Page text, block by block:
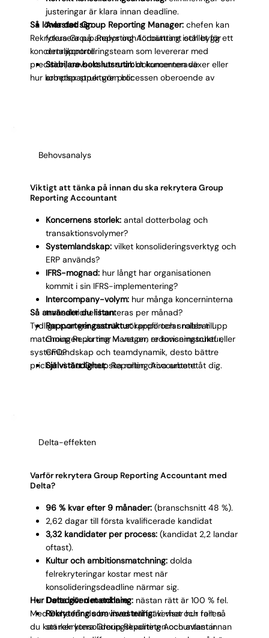
justeringar är klara innan deadline.
Avlastad Group Reporting Manager:chefen kan
fokusera på analys och förbättring istället för
detaljkontroll.
Stabilare bokslutsrutin:dokumenterade
arbetspapper gör processen oberoende av
Så lönar det sig:
Rekrytera Group Reporting Accountant och bygg ett
koncernrapporteringsteam som levererar med
precision, oavsett hur snabbt koncernen växer eller
hur komplex strukturen blir.
Behovsanalys
Viktigt att tänka på innan du ska rekrytera Group
Reporting Accountant
Koncernens storlek:antal dotterbolag och
transaktionsvolymer?
Systemlandskap:vilket konsolideringsverktyg och
ERP används?
IFRS-mognad:hur långt har organisationen
kommit i sin IFRS-implementering?
Intercompany-volym:hur många koncerninterna
transaktioner hanteras per månad?
Rapporteringsstruktur:rapporterar rollen till
Group Reporting Manager, redovisningschef eller
CFO?
Självständighet:ska rollen driva arbetet
Så använder du listan:
Tydliga svar ger oss rätt sökprofil och snabbar upp
matchningen. Ju mer vi vet om er koncernstruktur,
systemlandskap och teamdynamik, desto bättre
prickar vi rätt Group Reporting Accountant åt dig.
Delta-effekten
Varför rekrytera Group Reporting Accountant med
Delta?
96 % kvar efter 9 månader:(branschsnitt 48 %).
2,62 dagar till första kvalificerade kandidat
3,32 kandidater per process:(kandidat 2,2 landar
oftast).
Kultur och ambitionsmatchning:dolda
felrekryteringar kostar mest när
konsolideringsdeadline närmar sig.
Datadriven matchning:nästan rätt är 100 % fel.
Rekrytering som investering:vi visar hur rollen
stärker konsolideringskvaliteten och avlastar
Hur Delta gör det enklare:
Med Delta får du bevisad träffsäkerhet och fart så
du kan rekrytera Group Reporting Accountant innan